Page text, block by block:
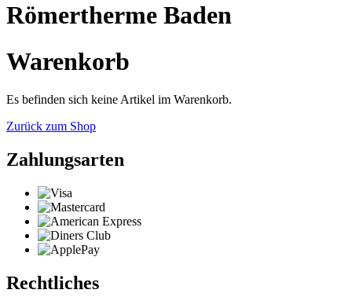
Römertherme Baden
Warenkorb
Es befinden sich keine Artikel im Warenkorb.
Zurück zum Shop
Zahlungsarten
Rechtliches